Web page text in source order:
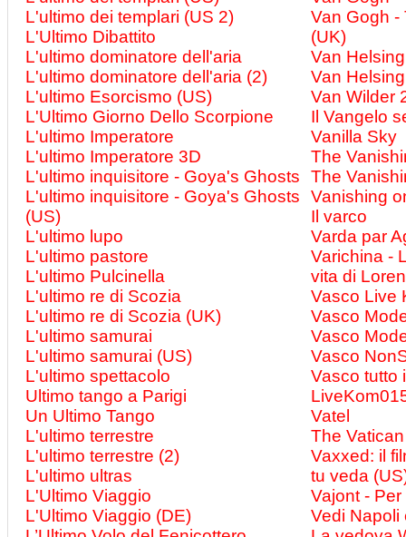
L'ultimo dei templari (US 2)
L'Ultimo Dibattito
L'ultimo dominatore dell'aria
L'ultimo dominatore dell'aria (2)
L'ultimo Esorcismo (US)
L'Ultimo Giorno Dello Scorpione
L'ultimo Imperatore
L'ultimo Imperatore 3D
L'ultimo inquisitore - Goya's Ghosts
L'ultimo inquisitore - Goya's Ghosts
(US)
L'ultimo lupo
L'ultimo pastore
L'ultimo Pulcinella
L'ultimo re di Scozia
L'ultimo re di Scozia (UK)
L'ultimo samurai
L'ultimo samurai (US)
L'ultimo spettacolo
Ultimo tango a Parigi
Un Ultimo Tango
L'ultimo terrestre
L'ultimo terrestre (2)
L'ultimo ultras
L'Ultimo Viaggio
L'Ultimo Viaggio (DE)
Van Gogh -
(UK)
Van
Van Helsing
Van Wilder
Il Vangelo
Vanilla Sky
The
The
Vanishing
Il varco
Varda par
Varichina -
vita di
Vasco Live
Vasco
Vasco
Vasco
Vasco tutto
Vatel
The
Vaxxed: il
tu veda
Vajont -
Vedi Napoli